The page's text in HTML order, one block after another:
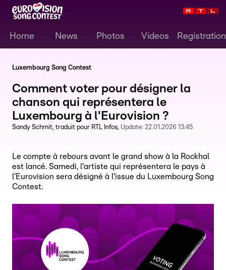
Home News Photos Videos Registration
Luxembourg Song Contest
Comment voter pour désigner la
chanson qui représentera le
Luxembourg à l'Eurovision ?
Sandy Schmit traduit pour RTL Infos Update: 22.01.2026 13:45
Le compte à rebours avant le grand show à la Rockhal
est lancé. Samedi, l'artiste qui représentera le pays à
l'Eurovision sera désigné à l'issue du Luxembourg Song
Contest.